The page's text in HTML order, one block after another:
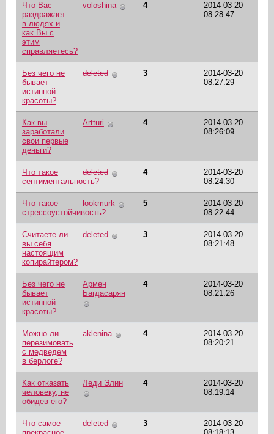
Что Вас
раздражает
в людях и
как Вы с
этим
справляетесь?
voloshina 4
2014-03-20
08:28:47
Без чего не
бывает
истинной
красоты?
deleted 3
2014-03-20
08:27:29
Как вы
заработали
свои первые
деньги?
Artturi 4
2014-03-20
08:26:09
Что такое
сентиментальность?
deleted 4
2014-03-20
08:24:30
Что такое
стрессоустойчивость?
lookmurk 5
2014-03-20
08:22:44
Считаете ли
вы себя
настоящим
копирайтером?
deleted 3
2014-03-20
08:21:48
Без чего не
бывает
истинной
красоты?
Армен
Багдасарян
4
2014-03-20
08:21:26
Можно ли
перезимовать
с медведем
в берлоге?
aklenina 4
2014-03-20
08:20:21
Как отказать
человеку, не
обидев его?
Леди Элин 4
2014-03-20
08:19:14
Что самое
deleted 3
2014-03-20